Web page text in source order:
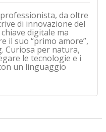
da oltre
di innovazione del
digitale ma
il suo “primo amore”,
Curiosa per natura,
le tecnologie e i
un linguaggio